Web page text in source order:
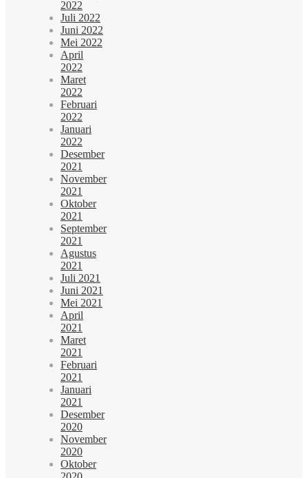
2022
Juli 2022
Juni 2022
Mei 2022
April
2022
Maret
2022
Februari
2022
Januari
2022
Desember
2021
November
2021
Oktober
2021
September
2021
Agustus
2021
Juli 2021
Juni 2021
Mei 2021
April
2021
Maret
2021
Februari
2021
Januari
2021
Desember
2020
November
2020
Oktober